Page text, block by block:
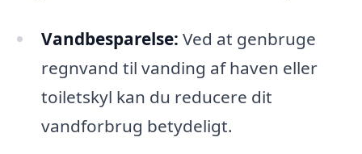
Vandbesparelse: Ved at genbruge
regnvand til vanding af haven eller
toiletskyl kan du reducere dit
vandforbrug betydeligt.